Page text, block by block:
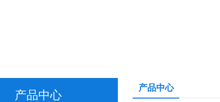
产品中心
产品中心